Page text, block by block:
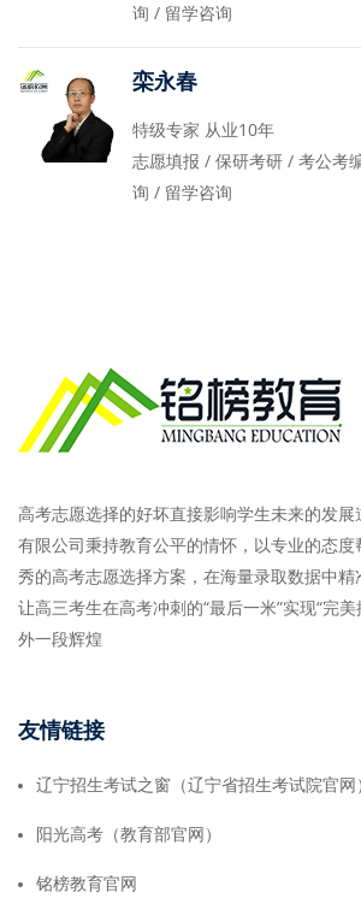
询 / 留学咨询
栾永春
特级专家 从业10年
志愿填报 / 保研考研 / 考公考
询 / 留学咨询
高考志愿选择的好坏直接影响学生未来的发
有限公司秉持教育公平的情怀，以专业的态
秀的高考志愿选择方案，在海量录取数据中精
让高三考生在高考冲刺的“最后一米”实现“完
外一段辉煌
友情链接
辽宁招生考试之窗（辽宁省招生考试院官网）
阳光高考（教育部官网）
铭榜教育官网